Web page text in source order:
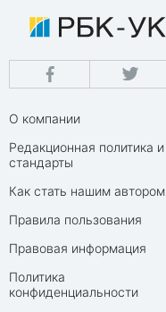
О компании
Редакционная политика и
стандарты
Как стать нашим автором
Правила пользования
Правовая информация
Политика
конфиденциальности